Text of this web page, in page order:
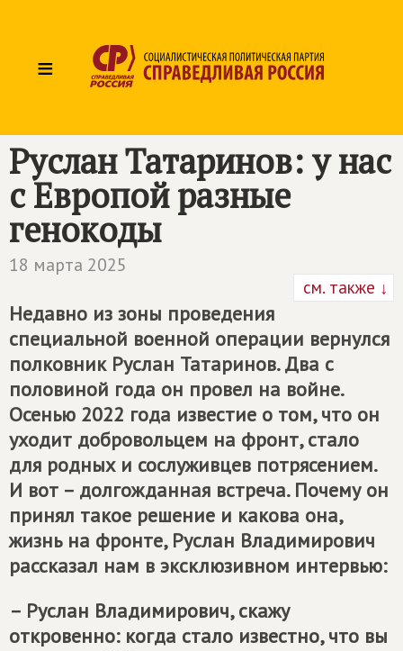
≡
Руслан Татаринов: у нас
с Европой разные
генокоды
18 марта 2025
см. также ↓
Недавно из зоны проведения
специальной военной операции вернулся
полковник Руслан Татаринов. Два с
половиной года он провел на войне.
Осенью 2022 года известие о том, что он
уходит добровольцем на фронт, стало
для родных и сослуживцев потрясением.
И вот – долгожданная встреча. Почему он
принял такое решение и какова она,
жизнь на фронте, Руслан Владимирович
рассказал нам в эксклюзивном интервью:
– Руслан Владимирович, скажу
откровенно: когда стало известно, что вы